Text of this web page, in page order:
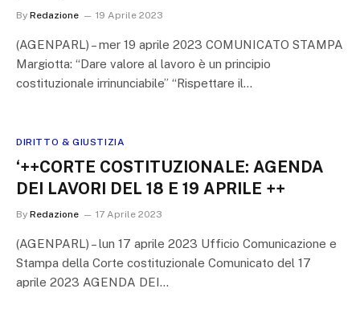
By Redazione 19 Aprile 2023
(AGENPARL) – mer 19 aprile 2023 COMUNICATO STAMPA
Margiotta: “Dare valore al lavoro è un principio
costituzionale irrinunciabile” “Rispettare il…
DIRITTO & GIUSTIZIA
‘++CORTE COSTITUZIONALE: AGENDA
DEI LAVORI DEL 18 E 19 APRILE ++
By Redazione 17 Aprile 2023
(AGENPARL) – lun 17 aprile 2023 Ufficio Comunicazione e
Stampa della Corte costituzionale Comunicato del 17
aprile 2023 AGENDA DEI…